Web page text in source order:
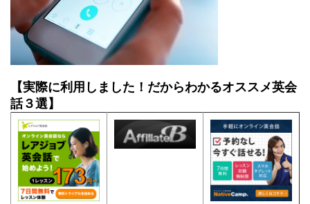
【実際に利用しました！だからわかるオススメ英会
話３選】